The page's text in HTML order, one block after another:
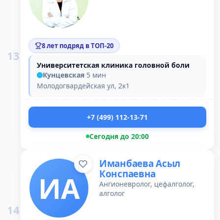
13
8 лет подряд в ТОП-20
Университетская клиника головной боли
Кунцевская·5 мин·
Молодогвардейская ул, 2к1
+7 (499) 112-13-71
Сегодня до 20:00
14
ИА
Иманбаева Асыл
Конспаевна
Ангионевролог, цефалголог,
алголог